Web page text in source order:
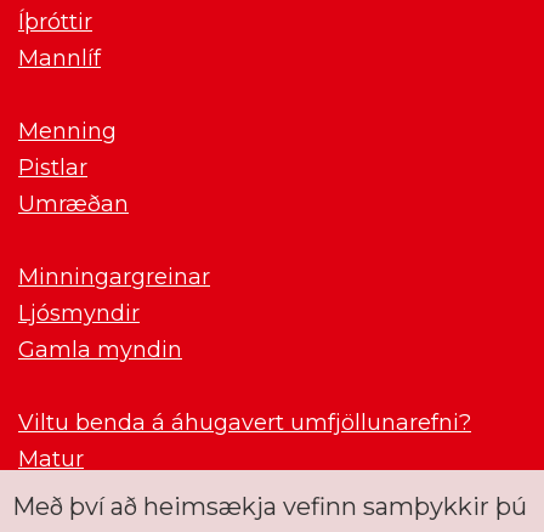
Íþróttir
Mannlíf
Menning
Pistlar
Umræðan
Minningargreinar
Ljósmyndir
Gamla myndin
Viltu benda á áhugavert umfjöllunarefni?
Matur
Með því að heimsækja vefinn samþykkir þú